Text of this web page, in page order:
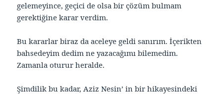
gelemeyince, geçici de olsa bir çözüm bulmam
gerektiğine karar verdim.
Bu kararlar biraz da aceleye geldi sanırım. İçerikten
bahsedeyim dedim ne yazacağımı bilemedim.
Zamanla oturur heralde.
Şimdilik bu kadar, Aziz Nesin’ in bir hikayesindeki